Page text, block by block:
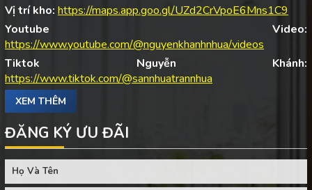
Vị trí kho: https://maps.app.goo.gl/UZd2CrVpoE6Mns1C9
Youtube Video:
https://www.youtube.com/@nguyenkhanhnhua/videos
Tiktok Nguyễn Khánh:
https://www.tiktok.com/@sannhuatrannhua
XEM THÊM
ĐĂNG KÝ ƯU ĐÃI